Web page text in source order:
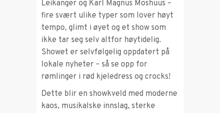
Leikanger og Karl Magnus Moshuus –
fire svært ulike typer som lover høyt
tempo, glimt i øyet og et show som
ikke tar seg selv altfor høytidelig.
Showet er selvfølgelig oppdatert på
lokale nyheter – så se opp for
rømlinger i rød kjeledress og crocks!
Dette blir en showkveld med moderne
kaos, musikalske innslag, sterke